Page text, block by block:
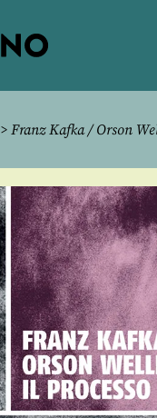
> Franz Kafka / Orson